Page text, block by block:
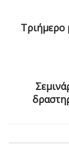
Tριήμερο